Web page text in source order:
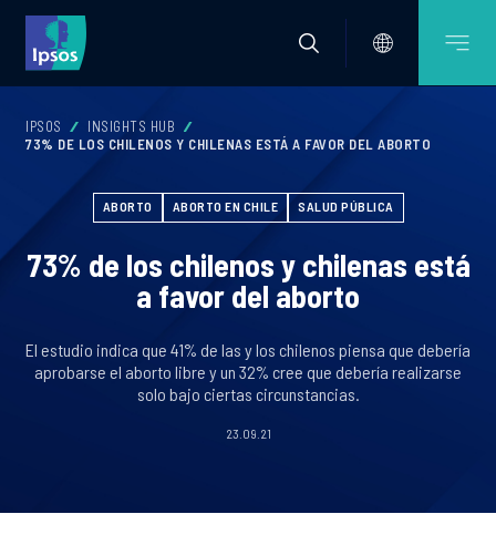
IPSOS
INSIGHTS HUB
73% DE LOS CHILENOS Y CHILENAS ESTÁ A FAVOR DEL ABORTO
ABORTO ABORTO EN CHILE SALUD PÚBLICA
73% de los chilenos y chilenas está
a favor del aborto
El estudio indica que 41% de las y los chilenos piensa que debería
aprobarse el aborto libre y un 32% cree que debería realizarse
solo bajo ciertas circunstancias.
23.09.21